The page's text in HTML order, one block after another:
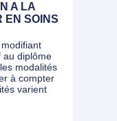
A LA
EN SOINS
au diplôme
modalités
à compter
varient